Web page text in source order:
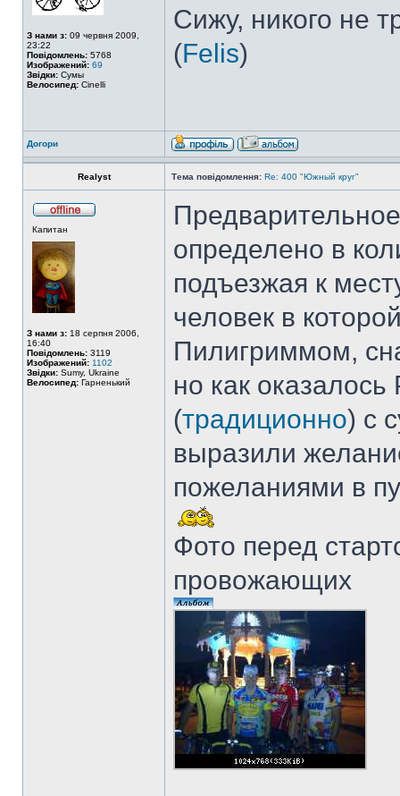
З нами з: 09 червня 2009,
23:22
Повідомлень: 5768
Изображений: 69
Звідки: Сумы
Велосипед: Cinelli
Сижу, никого не
(Felis)
Догори
Realyst Тема повідомлення: Re: 400 "Южный круг"
Капитан
З нами з: 18 серпня 2006,
16:40
Повідомлень: 3119
Изображений: 1102
Звідки: Sumy, Ukraine
Велосипед: Гарненький
определено в
подъезжая к
человек в
Пилигриммом,
но как
(традиционно) с
выразили
пожеланиями в
Фото перед
провожающих